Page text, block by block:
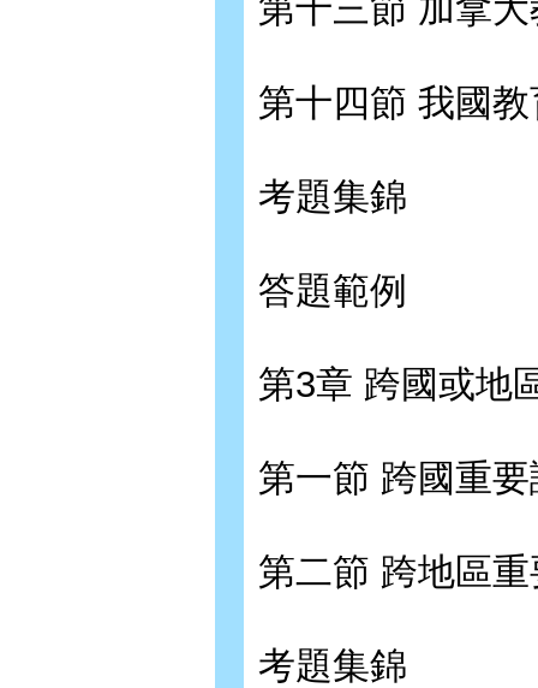
第十三節 加拿
第十四節 我國教
考題集錦
答題範例
第3章 跨國或地
第一節 跨國重
第二節 跨地區
考題集錦